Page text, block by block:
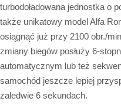
turbodoładowana jednostka o
także unikatowy model Alfa
osiągnąć już przy 2100 obr./
zmiany biegów posłuży 6-
automatycznym lub też
samochód jeszcze lepiej
zaledwie 6 sekundach.